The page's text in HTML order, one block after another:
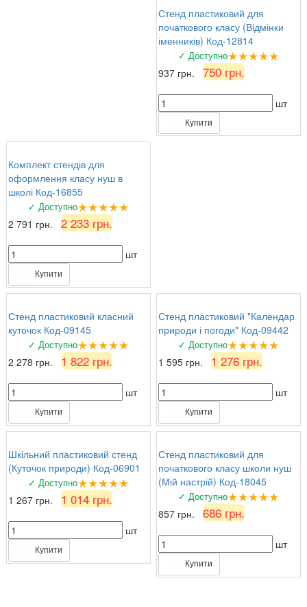
Стенд пластиковий для
початкового класу (Відмінки
іменників) Код-12814
✓ Доступно★★★★★
937 грн. 750 грн.
шт
Купити
Комплект стендів для
оформлення класу нуш в
школі Код-16855
✓ Доступно★★★★★
2 791 грн. 2 233 грн.
шт
Купити
Стенд пластиковий класний
куточок Код-09145
✓ Доступно★★★★★
2 278 грн. 1 822 грн.
шт
Купити
Стенд пластиковий "Календар
природи і погоди" Код-09442
✓ Доступно★★★★★
1 595 грн. 1 276 грн.
шт
Купити
Шкільний пластиковий стенд
(Куточок природи) Код-06901
✓ Доступно★★★★★
1 267 грн. 1 014 грн.
шт
Купити
Стенд пластиковий для
початкового класу школи нуш
(Мій настрій) Код-18045
✓ Доступно★★★★★
857 грн. 686 грн.
шт
Купити